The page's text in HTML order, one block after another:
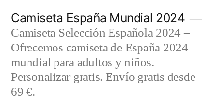
contenido
Camiseta España Mundial 2024
Camiseta Selección Española 2024 –
Ofrecemos camiseta de España 2024
mundial para adultos y niños.
Personalizar gratis. Envío gratis desde
69 €.